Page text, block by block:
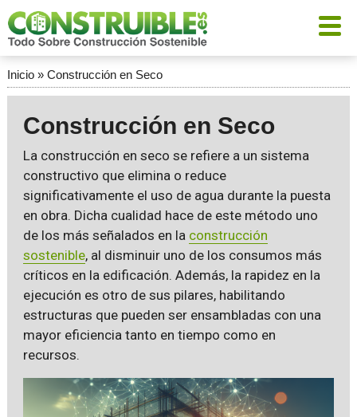
Inicio» Construcción en Seco
Construcción en Seco
La construcción en seco se refiere a un sistema
constructivo que elimina o reduce
significativamente el uso de agua durante la puesta
en obra. Dicha cualidad hace de este método uno
de los más señalados en la construcción
sostenible, al disminuir uno de los consumos más
críticos en la edificación. Además, la rapidez en la
ejecución es otro de sus pilares, habilitando
estructuras que pueden ser ensambladas con una
mayor eficiencia tanto en tiempo como en
recursos.